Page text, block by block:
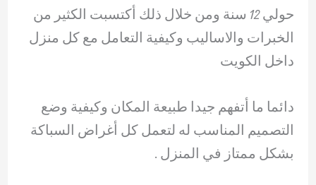
حولي 12 سنة ومن خلال ذلك أكتسبت الكثير من
الخبرات والاساليب وكيفية التعامل مع كل منزل
داخل الكويت
دائما ما أتفهم جيدا طبيعة المكان وكيفية وضع
التصميم المناسب له لتعمل كل أغراض السباكة
بشكل ممتاز في المنزل .